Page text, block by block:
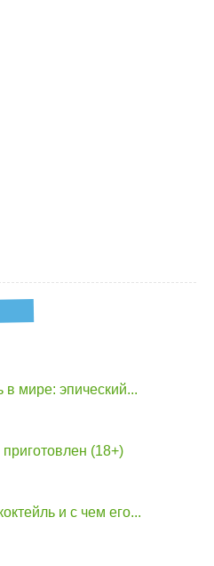
мире: эпический...
приготовлен (18+)
и с чем его...